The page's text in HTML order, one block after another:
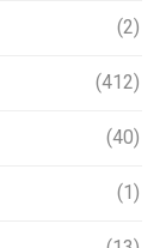
(2)
(412)
(40)
(1)